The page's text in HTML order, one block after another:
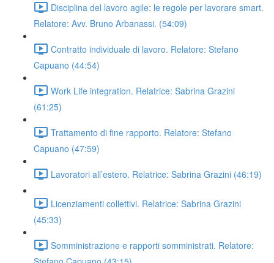
Disciplina del lavoro agile: le regole per lavorare smart.
Relatore: Avv. Bruno Arbanassi. (54:09)
Contratto individuale di lavoro. Relatore: Stefano
Capuano (44:54)
Work Life integration. Relatrice: Sabrina Grazini
(61:25)
Trattamento di fine rapporto. Relatore: Stefano
Capuano (47:59)
Lavoratori all’estero. Relatrice: Sabrina Grazini (46:19)
Licenziamenti collettivi. Relatrice: Sabrina Grazini
(45:33)
Somministrazione e rapporti somministrati. Relatore: